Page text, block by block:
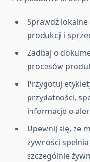
Sprawdź
produkcji i
Zadbaj o
procesów
Przygotuj
przydatności,
informacje o
Upewnij się, że
żywności
szczególnie